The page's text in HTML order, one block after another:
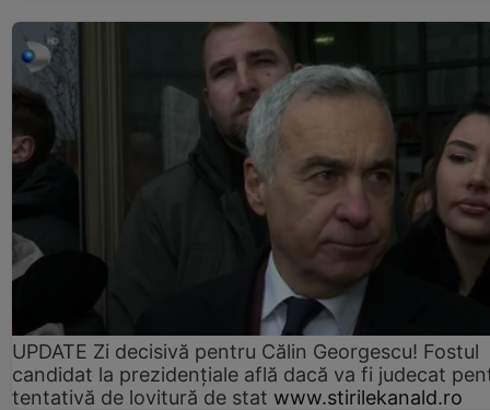
UPDATE Zi decisivă pentru Călin Georgescu! Fostul
candidat la prezidențiale află dacă va fi judecat
tentativă de lovitură de stat www.stirilekanald.ro